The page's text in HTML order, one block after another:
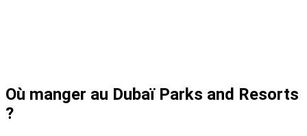
Où manger au Dubaï Parks and Resorts
?